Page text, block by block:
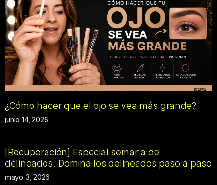
¿Cómo hacer que el ojo se vea más grande?
junio 14, 2026
[Recuperación] Especial semana de
delineados. Domina los delineados paso a paso
mayo 3, 2026